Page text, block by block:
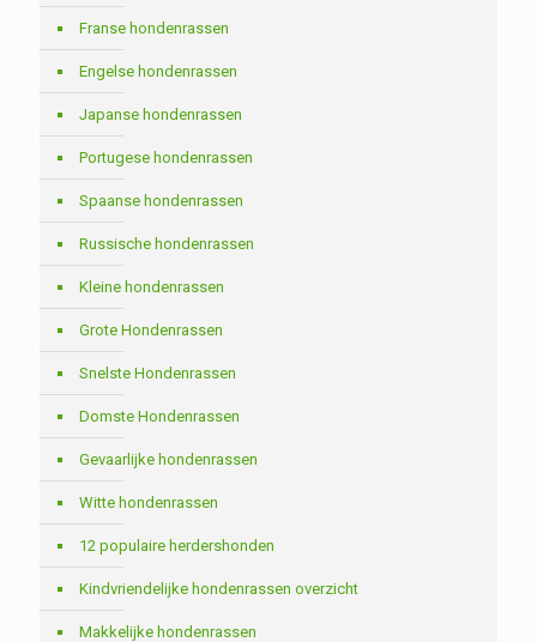
Franse hondenrassen
Engelse hondenrassen
Japanse hondenrassen
Portugese hondenrassen
Spaanse hondenrassen
Russische hondenrassen
Kleine hondenrassen
Grote Hondenrassen
Snelste Hondenrassen
Domste Hondenrassen
Gevaarlijke hondenrassen
Witte hondenrassen
12 populaire herdershonden
Kindvriendelijke hondenrassen overzicht
Makkelijke hondenrassen